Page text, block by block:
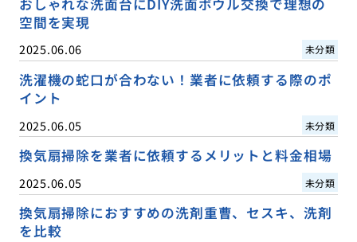
おしゃれな洗面台にDIY洗面ボウル交換で理想の
空間を実現
2025.06.06 未分類
洗濯機の蛇口が合わない！業者に依頼する際のポ
イント
2025.06.05 未分類
換気扇掃除を業者に依頼するメリットと料金相場
2025.06.05 未分類
換気扇掃除におすすめの洗剤重曹、セスキ、洗剤
を比較